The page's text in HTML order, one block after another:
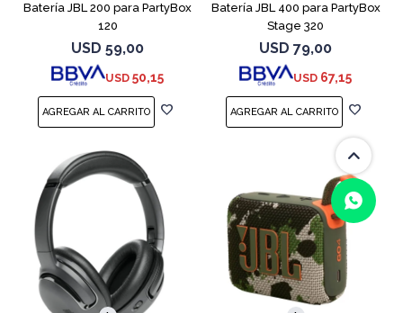
Batería JBL 200 para PartyBox
120
USD 59,00
USD 50,15
Batería JBL 400 para PartyBox
Stage 320
USD 79,00
USD 67,15
(0/4)